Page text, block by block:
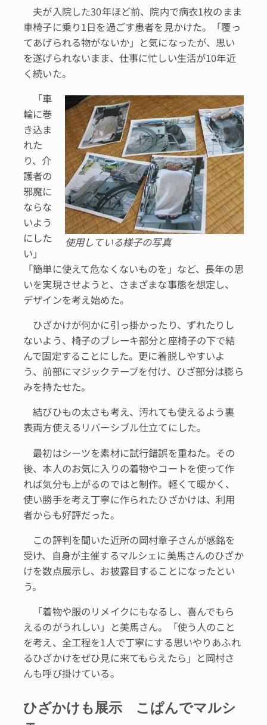
夫が入院した30年ほど前、院内で病衣1枚のまま
車椅子に乗り1日を過ごす患者を見かけた。「覆っ
てあげられる物がないか」と気になったが、思い
を遂げられないまま、仕事に忙しい生活が10年近
く続いた。
使用している様子の写真
「車
輪に巻
き込ま
れた
り、介
護者の
邪魔に
ならな
いよう
にした
い」
「簡単に使えて危なくないものを」など、長年の思
いを実現させようと、さまざまな事態を想定し、
デザインを考え始めた。
ひざかけが何かに引っ掛かったり、ずれたりし
ないよう、椅子のブレーキ部分と座椅子の下で結
んで固定することにした。更に着脱しやすいよ
う、前部にマジックテープを付け、ひざ部分は膨ら
みを持たせた。
結びひもの太さも考え、汚れても使えるよう裏
表両方使えるリバーシブル仕立てにした。
最初はシーツを素材に試行錯誤を重ねた。その
後、本人のお気に入りの着物やコートを使って作
れば気分も上がるのではと制作。軽くて暖かく、
使い勝手を考え丁寧に作られたひざかけは、利用
者からも好評だった。
この評判を聞いた近所の岡村章子さんが感銘を
受け、自身が主催するマルシェに美馬さんのひざか
けを数点展示し、お披露目することになったとい
う。
「着物や服のリメイクにもなるし、喜んでもら
えるのがうれしい」と美馬さん。「使う人のこと
を考え、全工程を1人で丁寧にする思いやりあふれ
るひざかけをぜひ見に来てもらえたら」と岡村さ
んも呼び掛けている。
ひざかけも展示 こぱんでマルシ